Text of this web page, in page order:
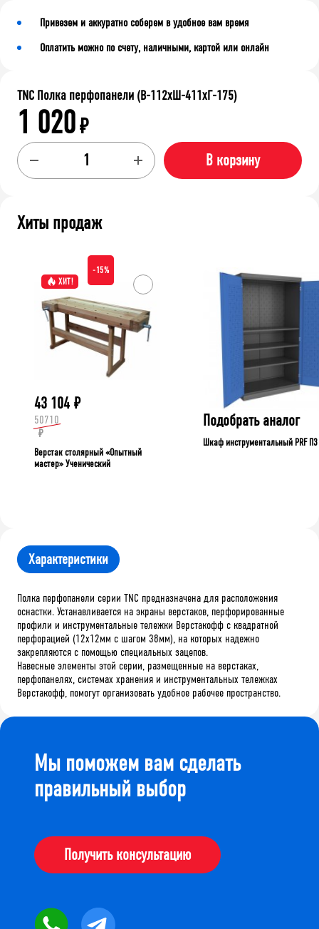
Привезем и аккуратно соберем в удобное вам время
Оплатить можно по счету, наличными, картой или онлайн
TNC Полка перфопанели (В-112хШ-411хГ-175)
1 020₽
В корзину
Хиты продаж
ХИТ!
-15%
43 104 ₽
50710
₽
Верстак столярный «Опытный
мастер» Ученический
Подобрать аналог
Шкаф инструментальный PRF П3
Характеристики
Полка перфопанели серии TNC предназначена для расположения
оснастки. Устанавливается на экраны верстаков, перфорированные
профили и инструментальные тележки Верстакофф с квадратной
перфорацией (12х12мм с шагом 38мм), на которых надежно
закрепляются с помощью специальных зацепов.
Навесные элементы этой серии, размещенные на верстаках,
перфопанелях, системах хранения и инструментальных тележках
Верстакофф, помогут организовать удобное рабочее пространство.
Мы поможем вам сделать
правильный выбор
Получить консультацию